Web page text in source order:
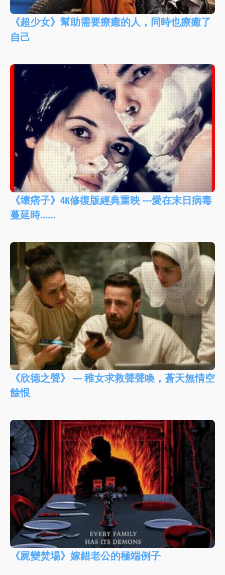
《超少女》幫助需要療癒的人，同時也療癒了
自己
《壞痞子》4K修復版經典重映 ---愛在末日病毒
蔓延時...…
《欣德之聲》 --- 稚女求救聲聲喚，蒼天無情空
餘恨
《屍變焚場》嫁錯老公的極端例子